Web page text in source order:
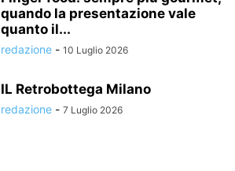
quando la presentazione vale
quanto il...
redazione - 10 Luglio 2026
IL Retrobottega Milano
redazione - 7 Luglio 2026